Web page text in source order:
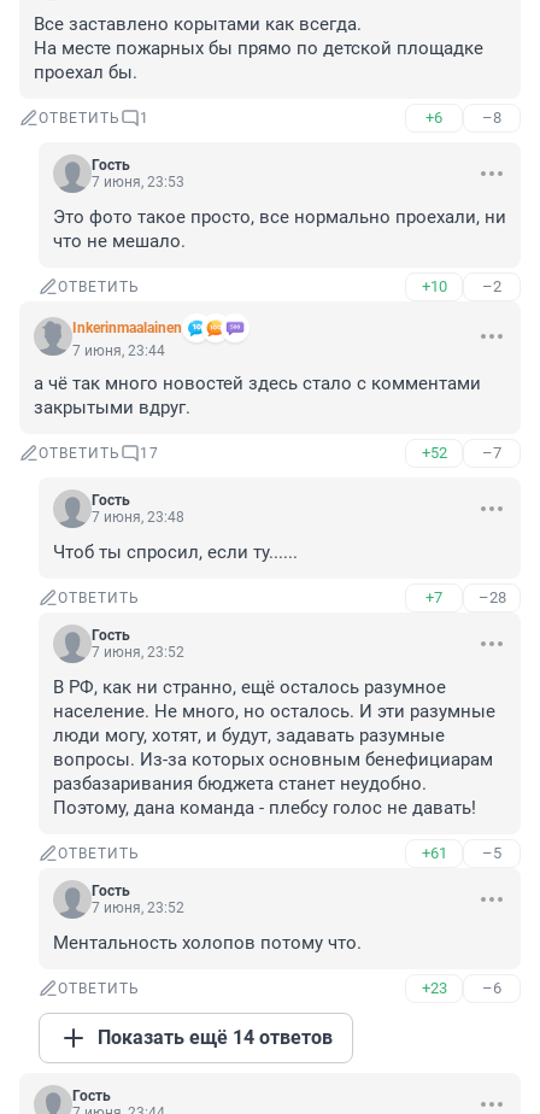
Все заставлено корытами как всегда.
На месте пожарных бы прямо по детской площадке
проехал бы.
ОТВЕТИТЬ 1 +6 –8
Гость
7 июня, 23:53
Это фото такое просто, все нормально проехали, ни
что не мешало.
ОТВЕТИТЬ +10 –2
Inkerinmaalainen
7 июня, 23:44
а чё так много новостей здесь стало с комментами
закрытыми вдруг.
ОТВЕТИТЬ 17 +52 –7
Гость
7 июня, 23:48
Чтоб ты спросил, если ту......
ОТВЕТИТЬ +7 –28
Гость
7 июня, 23:52
В РФ, как ни странно, ещё осталось разумное
население. Не много, но осталось. И эти разумные
люди могу, хотят, и будут, задавать разумные
вопросы. Из-за которых основным бенефициарам
разбазаривания бюджета станет неудобно.
Поэтому, дана команда - плебсу голос не давать!
ОТВЕТИТЬ +61 –5
Гость
7 июня, 23:52
Ментальность холопов потому что.
ОТВЕТИТЬ +23 –6
Показать ещё 14 ответов
Гость